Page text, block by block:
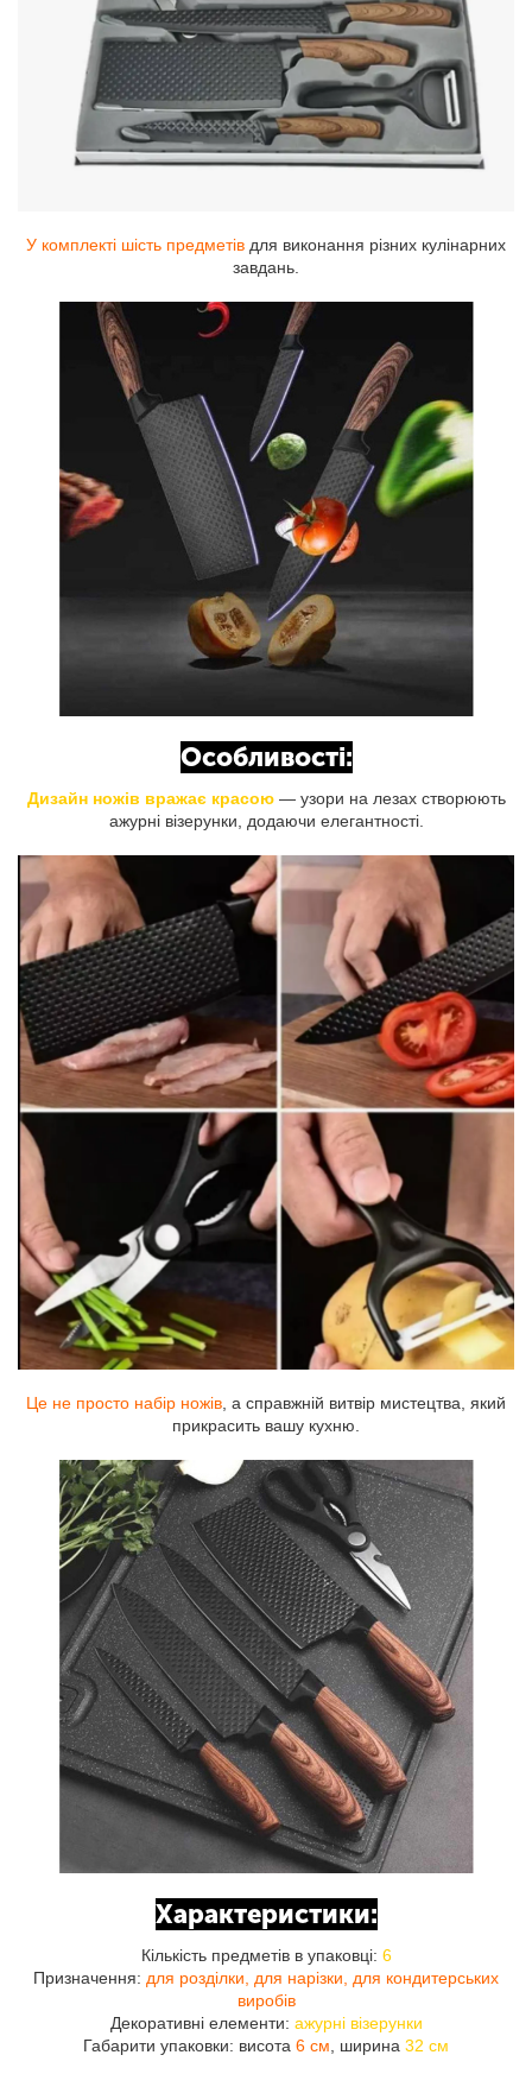
У комплекті шість предметів для виконання різних кулінарних
завдань.
Особливості:
Дизайн ножів вражає красою— узори на лезах створюють
ажурні візерунки, додаючи елегантності.
Це не просто набір ножів , а справжній витвір мистецтва, який
прикрасить вашу кухню.
Характеристики:
Кількість предметів в упаковці: 6
Призначення: для розділки, для нарізки, для кондитерських
виробів
Декоративні елементи: ажурні візерунки
Габарити упаковки: висота 6 см, ширина 32 см